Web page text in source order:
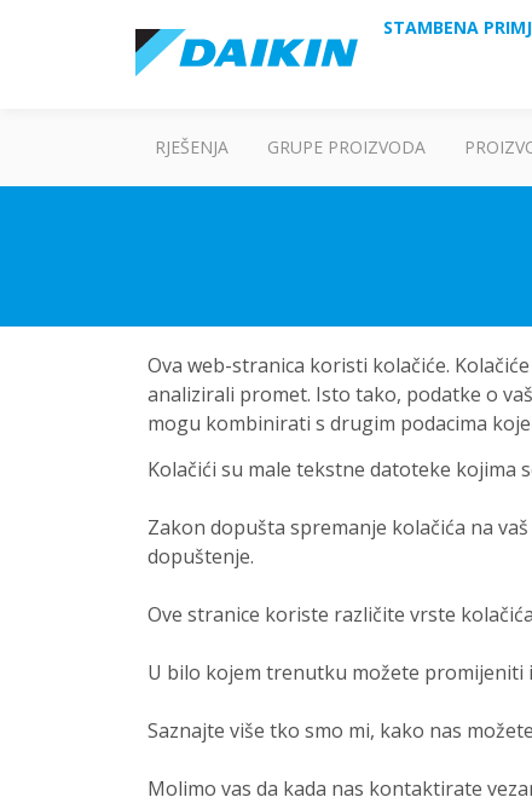
STAMBENA
RJEŠENJA GRUPE PROIZVODA
Ova web-stranica koristi kolačiće.
analizirali promet. Isto tako, podatke o
mogu kombinirati s drugim podacima
Kolačići su male tekstne datoteke
Zakon dopušta spremanje kolačića na
dopuštenje.
Ove stranice koriste različite vrste
U bilo kojem trenutku možete promijeniti
Saznajte više tko smo mi, kako nas
Molimo vas da kada nas kontaktirate